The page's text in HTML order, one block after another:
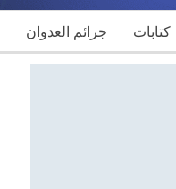
كتابات جرائم العدوان